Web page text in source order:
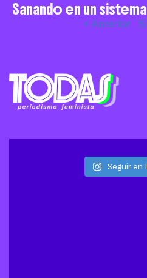
Sanando en un
« Anterior
Seguir en